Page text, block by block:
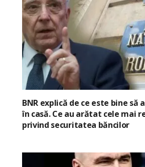
BNR explică de ce este bine să
în casă. Ce au arătat cele mai
privind securitatea băncilor